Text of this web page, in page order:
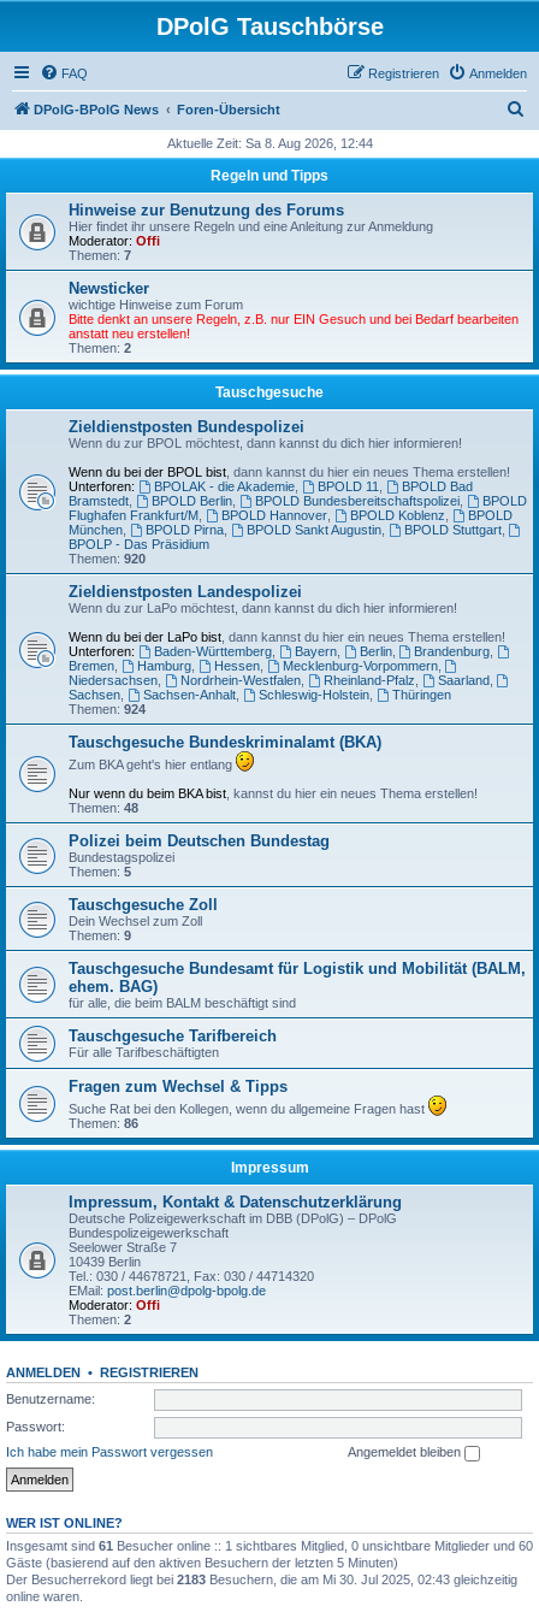
DPolG Tauschbörse
FAQ Anmelden
Registrieren
DPolG-BPolG News Foren-Übersicht
h
Aktuelle Zeit: Sa 8. Aug 2026, 12:44
Regeln und Tipps
Hinweise zur Benutzung des Forums
Hier findet ihr unsere Regeln und eine Anleitung zur Anmeldung
Moderator: Offi
Themen: 7
Newsticker
wichtige Hinweise zum Forum
Bitte denkt an unsere Regeln, z.B. nur EIN Gesuch und bei Bedarf bearbeiten
anstatt neu erstellen!
Themen: 2
Tauschgesuche
Zieldienstposten Bundespolizei
Wenn du zur BPOL möchtest, dann kannst du dich hier informieren!
Wenn du bei der BPOL bist , dann kannst du hier ein neues Thema erstellen!
Unterforen:
BPOLAK - die Akademie, BPOLD 11
BPOLD Bad
Bramstedt
BPOLD Berlin, BPOLD Bundesbereitschaftspolizei,
BPOLD
Flughafen Frankfurt/M
BPOLD Hannover, BPOLD Koblenz
BPOLD
München
BPOLD Pirna, BPOLD Sankt Augustin, BPOLD Stuttgart,
BPOLP - Das Präsidium
Themen: 920
Zieldienstposten Landespolizei
Wenn du zur LaPo möchtest, dann kannst du dich hier informieren!
Wenn du bei der LaPo bist , dann kannst du hier ein neues Thema erstellen!
Unterforen:
Baden-Württemberg, Bayern, Berlin, Brandenburg
Bremen
Hamburg, Hessen, Mecklenburg-Vorpommern,
Niedersachsen
Nordrhein-Westfalen, Rheinland-Pfalz Saarland,
Sachsen
Sachsen-Anhalt, Schleswig-Holstein,
Thüringen
Themen: 924
Tauschgesuche Bundeskriminalamt (BKA)
Zum BKA geht's hier entlang
Nur wenn du beim BKA bist , kannst du hier ein neues Thema erstellen!
Themen: 48
Polizei beim Deutschen Bundestag
Bundestagspolizei
Themen: 5
Tauschgesuche Zoll
Dein Wechsel zum Zoll
Themen: 9
Tauschgesuche Bundesamt für Logistik und Mobilität (BALM,
ehem. BAG)
für alle, die beim BALM beschäftigt sind
Tauschgesuche Tarifbereich
Für alle Tarifbeschäftigten
Fragen zum Wechsel & Tipps
Suche Rat bei den Kollegen, wenn du allgemeine Fragen hast
Themen: 86
Impressum
Impressum, Kontakt & Datenschutzerklärung
Deutsche Polizeigewerkschaft im DBB (DPolG) – DPolG
Bundespolizeigewerkschaft
Seelower Straße 7
10439 Berlin
Tel.: 030 / 44678721, Fax: 030 / 44714320
EMail: post.berlin@dpolg-bpolg.de
Moderator: Offi
Themen: 2
ANMELDEN • REGISTRIEREN
Benutzername:
Passwort:
Ich habe mein Passwort vergessen
Angemeldet bleiben
WER IST ONLINE?
Insgesamt sind 61 Besucher online :: 1 sichtbares Mitglied, 0 unsichtbare Mitglieder und 60
Gäste (basierend auf den aktiven Besuchern der letzten 5 Minuten)
Der Besucherrekord liegt bei 2183 Besuchern, die am Mi 30. Jul 2025, 02:43 gleichzeitig
online waren.